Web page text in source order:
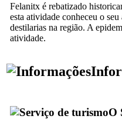
Felanitx é rebatizado
esta atividade conheceu o
destilarias na região. A
atividade.
O